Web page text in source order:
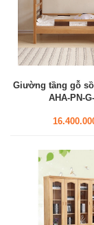
Giường tầng gỗ
AHA-PN-